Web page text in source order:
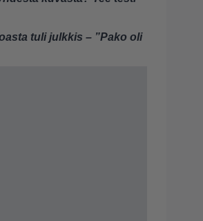
tuli julkkis – ”Pako oli